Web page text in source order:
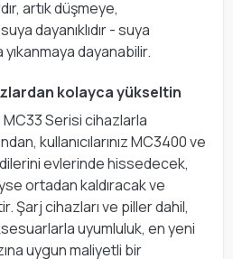
artık düşmeye,
dayanıklıdır - suya
yıkanmaya dayanabilir.
kolayca yükseltin
Serisi cihazlarla
kullanıcılarınız MC3400 ve
evlerinde hissedecek,
ortadan kaldıracak ve
Şarj cihazları ve piller dahil,
uyumluluk, en yeni
uygun maliyetli bir